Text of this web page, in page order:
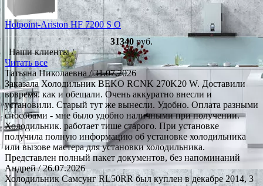
Hotpoint-Ariston HF 7200 S O
31340 руб.
Наши клиенты /
Читать все
Татьяна Николаевна / 31.07.2026
Заказала Холодильник BEKO RCNK 270K20 W. Доставили
вовремя. как и обещали. Очень аккуратно внесли и
установили. Старый тут же вынесли. Удобно. Оплата разными
способами - мне было удобно наличными при получении.
Холодильник. работает тише старого. При установке
получила полную информацию об установке холодильника
или вызове мастера для установки холодильника.
Представлен полный пакет документов, без напоминаний
Андрей/ 26.07.2026
Холодильник Самсунг RL50RR был куплен в декабре 2014, 3